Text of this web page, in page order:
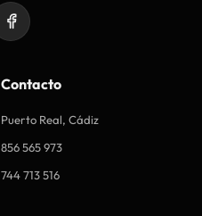
Contacto
Puerto Real, Cádiz
856 565 973
744 713 516